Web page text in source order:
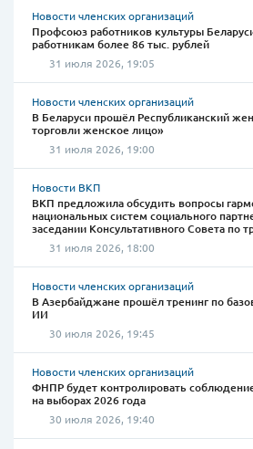
Новости членских организаций
Профсоюз работников культуры
работникам более 86 тыс. рублей
31 июля 2026, 19:05
Новости членских организаций
В Беларуси прошёл Республиканский
торговли женское лицо»
31 июля 2026, 19:00
Новости ВКП
ВКП предложила обсудить вопросы
национальных систем социального
заседании Консультативного Совета по
31 июля 2026, 18:00
Новости членских организаций
В Азербайджане прошёл тренинг по
ИИ
30 июля 2026, 19:45
Новости членских организаций
ФНПР будет контролировать
на выборах 2026 года
30 июля 2026, 19:40